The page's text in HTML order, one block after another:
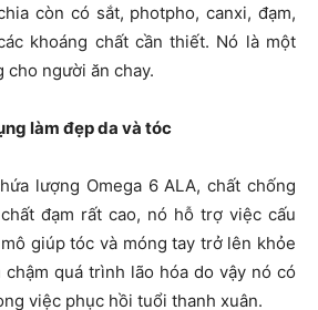
còn có sắt, photpho, canxi, đạm,
khoáng chất cần thiết. Nó là một
cho người ăn chay.
làm đẹp da và tóc
lượng Omega 6 ALA, chất chống
đạm rất cao, nó hỗ trợ việc cấu
giúp tóc và móng tay trở lên khỏe
quá trình lão hóa do vậy nó có
việc phục hồi tuổi thanh xuân.